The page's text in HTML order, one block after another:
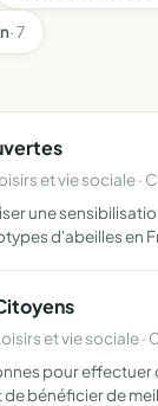
· 7
et vie sociale ·
une
d'abeilles en
et vie sociale ·
pour effectuer
bénéficier de